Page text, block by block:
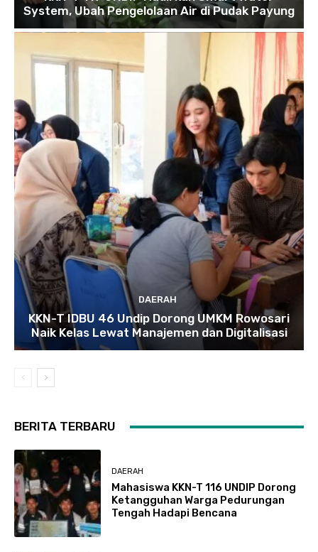
System, Ubah Pengelolaan Air di Pudak Payung
DAERAH
KKN-T IDBU 46 Undip Dorong UMKM Rowosari
Naik Kelas Lewat Manajemen dan Digitalisasi
BERITA TERBARU
DAERAH
Mahasiswa KKN-T 116 UNDIP Dorong
Ketangguhan Warga Pedurungan
Tengah Hadapi Bencana